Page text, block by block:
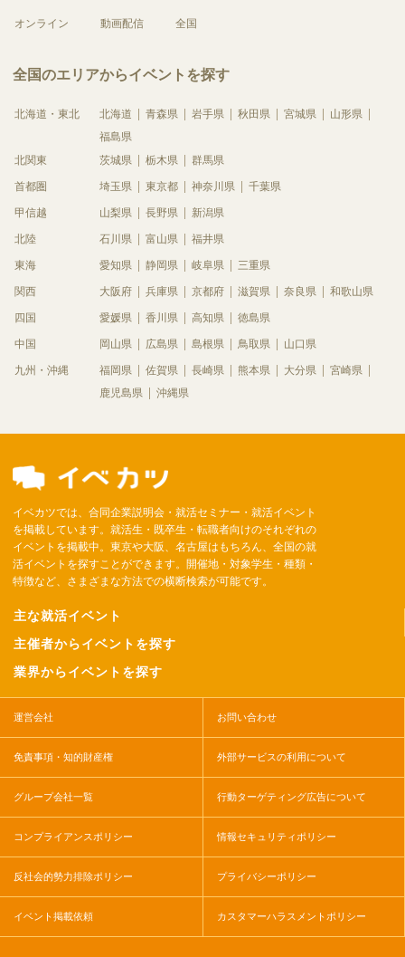
オンライン 動画配信 全国
全国のエリアからイベントを探す
北海道・東北 北海道 青森県 岩手県 秋田県 宮城県
山形県
福島県
北関東
茨城県 栃木県 群馬県
首都圏 埼玉県 東京都 神奈川県 千葉県
甲信越 山梨県 長野県 新潟県
北陸 石川県 富山県 福井県
東海 愛知県 静岡県 岐阜県 三重県
関西 大阪府 兵庫県 京都府 滋賀県 奈良県 和歌山県
四国 愛媛県 香川県 高知県 徳島県
中国 岡山県 広島県 島根県 鳥取県 山口県
九州・沖縄 福岡県 佐賀県 長崎県 熊本県 大分県
宮崎県
鹿児島県
沖縄県
イベカツでは、合同企業説明会・就活セミナー・就活イベント
を掲載しています。就活生・既卒生・転職者向けのそれぞれの
イベントを掲載中。東京や大阪、名古屋はもちろん、全国の就
活イベントを探すことができます。開催地・対象学生・種類・
特徴など、さまざまな方法での横断検索が可能です。
主な就活イベント
主催者からイベントを探す
業界からイベントを探す
運営会社 お問い合わせ
免責事項・知的財産権 外部サービスの利用について
グループ会社一覧 行動ターゲティング広告について
コンプライアンスポリシー 情報セキュリティポリシー
反社会的勢力排除ポリシー プライバシーポリシー
イベント掲載依頼 カスタマーハラスメントポリシー